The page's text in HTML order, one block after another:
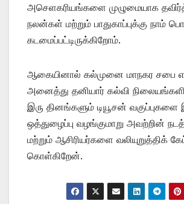
அசெளகரியங்களை முழுமையாக
நலன்கள் மற்றும் பாதுகாப்புக்கு நாம்
கடமைப்பட்டிருக்கிறோம்.
ஆகையினால் கல்முனை மாநகர சபை
அனைத்து தனியார் கல்வி
இரு தினங்களும் டியூசன் வகுப்புகளை
ஒத்துழைப்பு வழங்குமாறு அவற்றின்
மற்றும் ஆசிரியர்களை வலியுறுத்திக்
கொள்கிறேன்.